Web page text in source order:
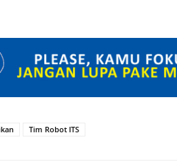
Tim Robot ITS